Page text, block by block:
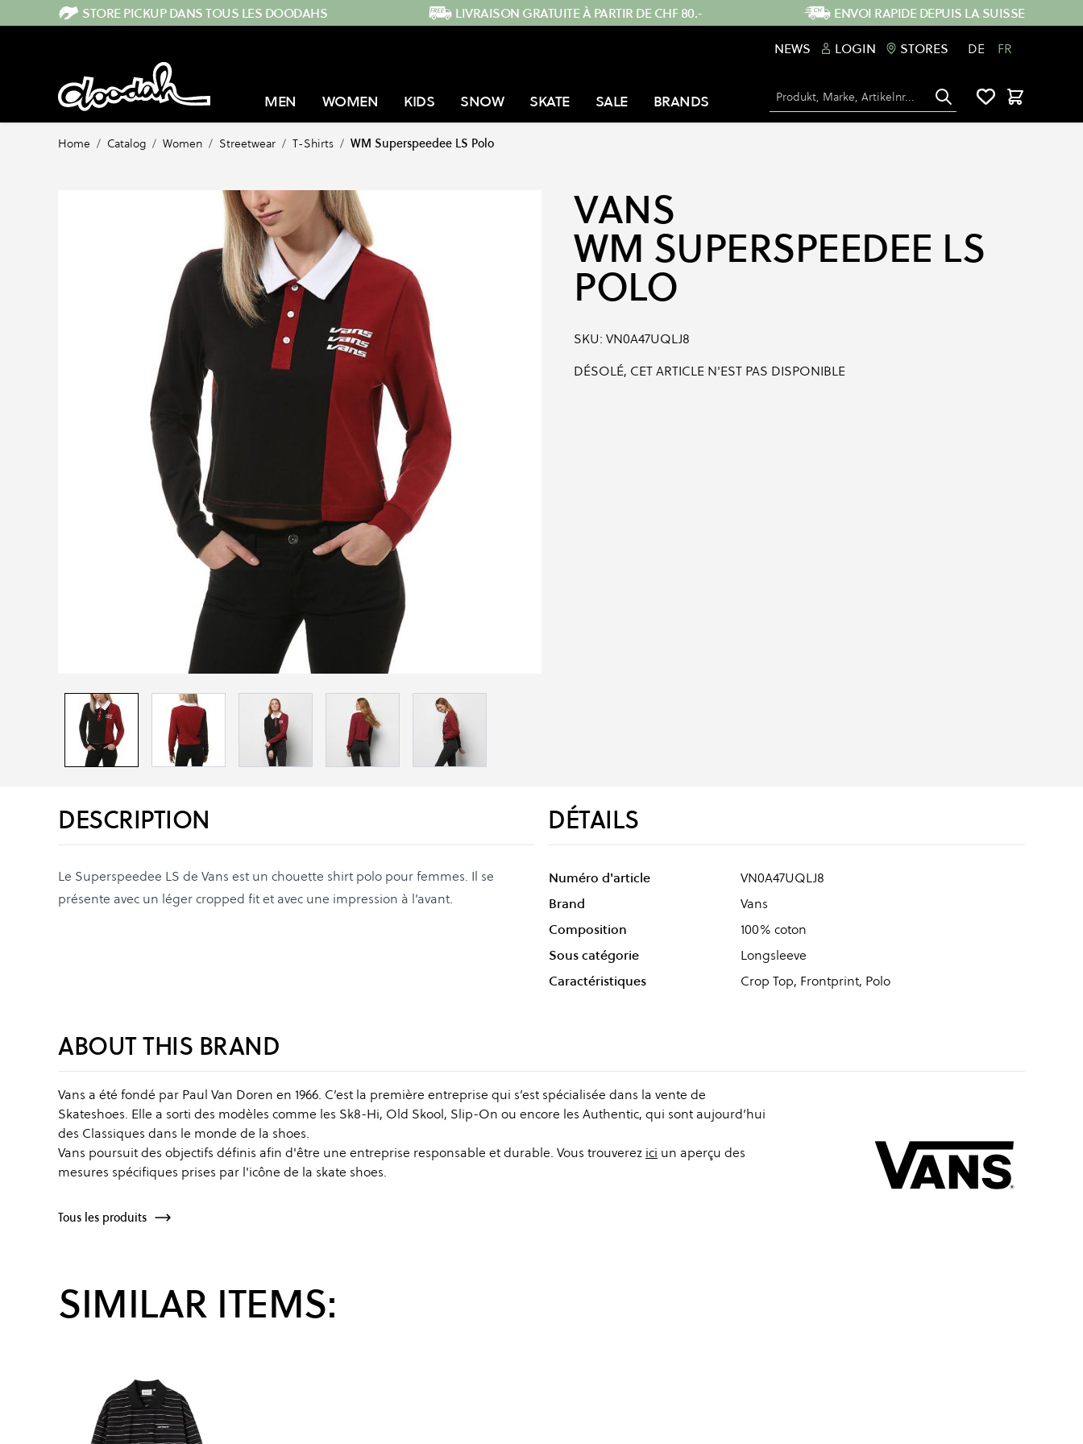
Skip to ContentSTORE PICKUP DANS TOUS LES DOODAHS LIVRAISON GRATUITE À PARTIR DE CHF 80.-
ENVOI RAPIDE DEPUIS LA SUISSE
NEWS
LOGIN STORES DE FR
MEN WOMEN KIDS SNOW SKATE SALE BRANDS Chercher Panier
Home / Catalog / Women / Streetwear / T-Shirts / WM Superspeedee LS Polo
VANS
WM SUPERSPEEDEE LS
POLO
SKU: VN0A47UQLJ8
DÉSOLÉ, CET ARTICLE N'EST PAS DISPONIBLE
DESCRIPTION
Le Superspeedee LS de Vans est un chouette shirt polo pour femmes. Il se
présente avec un léger cropped fit et avec une impression à l’avant.
DÉTAILS
Numéro d'article
VN0A47UQLJ8
Brand
Vans
Composition
100% coton
Sous catégorie
Longsleeve
Caractéristiques
Crop Top, Frontprint, Polo
ABOUT THIS BRAND
Vans a été fondé par Paul Van Doren en 1966. C’est la première entreprise qui s’est spécialisée dans la vente de
Skateshoes. Elle a sorti des modèles comme les Sk8-Hi, Old Skool, Slip-On ou encore les Authentic, qui sont aujourd’hui
des Classiques dans le monde de la shoes.
Vans poursuit des objectifs définis afin d'être une entreprise responsable et durable. Vous trouverez ici un aperçu des
mesures spécifiques prises par l'icône de la skate shoes.
Tous les produits
SIMILAR ITEMS: